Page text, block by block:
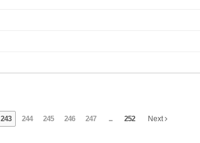
243 244 245 246 247 ... 252 Next